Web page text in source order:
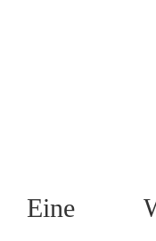
Eine